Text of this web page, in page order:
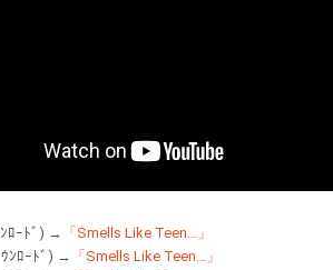
ﾛｰﾄﾞ) → 「Smells Like Teen…」
ﾝﾛｰﾄﾞ) → 「Smells Like Teen…」